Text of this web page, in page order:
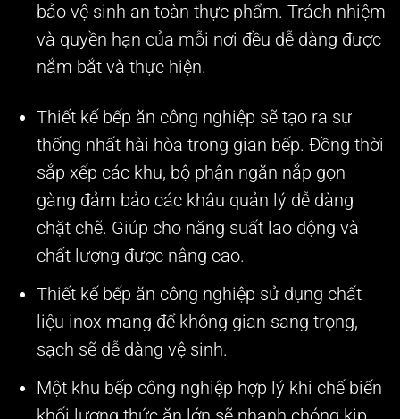
bảo vệ sinh an toàn thực phẩm. Trách nhiệm
và quyền hạn của mỗi nơi đều dễ dàng được
nắm bắt và thực hiện.
Thiết kế bếp ăn công nghiệp sẽ tạo ra sự
thống nhất hài hòa trong gian bếp. Đồng thời
sắp xếp các khu, bộ phận ngăn nắp gọn
gàng đảm bảo các khâu quản lý dễ dàng
chặt chẽ. Giúp cho năng suất lao động và
chất lượng được nâng cao.
Thiết kế bếp ăn công nghiệp sử dụng chất
liệu inox mang để không gian sang trọng,
sạch sẽ dễ dàng vệ sinh.
Một khu bếp công nghiệp hợp lý khi chế biến